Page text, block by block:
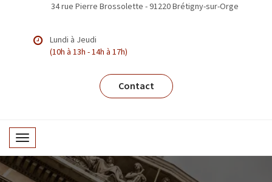
34 rue Pierre Brossolette - 91220 Brétigny-sur-Orge
Lundi à Jeudi
(10h à 13h - 14h à 17h)
Contact
T
o